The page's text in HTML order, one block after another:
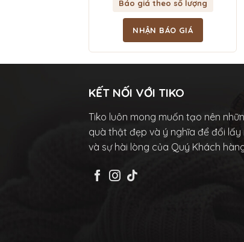
Báo giá theo số lượng
NHẬN BÁO GIÁ
KẾT NỐI VỚI TIKO
Tiko luôn mong muốn tạo nên
quà thật đẹp và ý nghĩa để đổi lấy
và sự hài lòng của Quý Khách